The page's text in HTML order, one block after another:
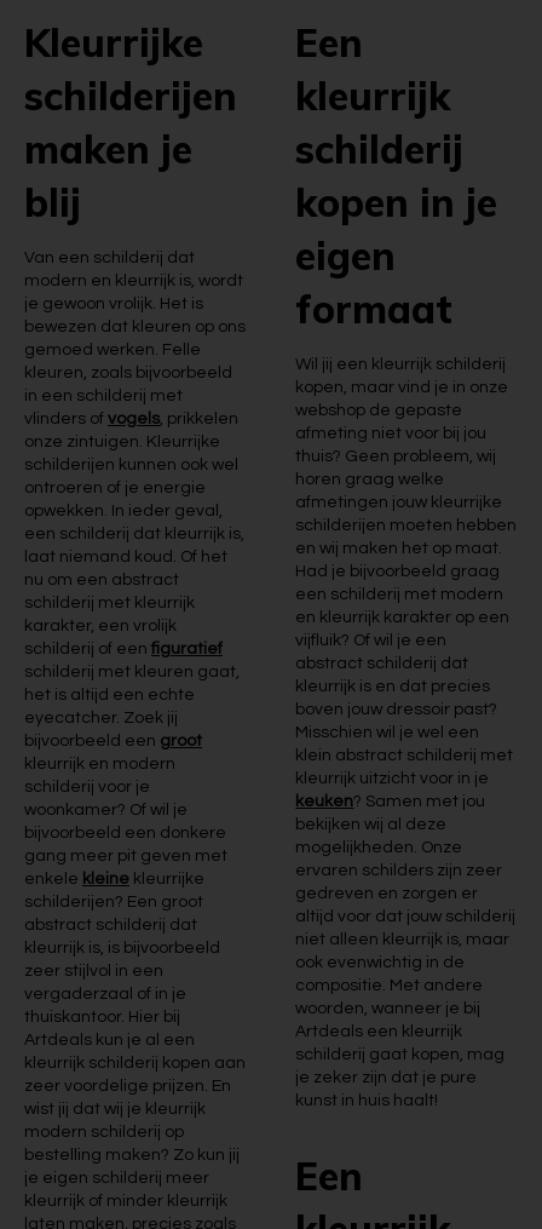
Kleurrijke
schilderijen
maken je
blij
Van een schilderij dat
modern en kleurrijk is, wordt
je gewoon vrolijk. Het is
bewezen dat kleuren op ons
gemoed werken. Felle
kleuren, zoals bijvoorbeeld
in een schilderij met
vlinders of vogels, prikkelen
onze zintuigen. Kleurrijke
schilderijen kunnen ook wel
ontroeren of je energie
opwekken. In ieder geval,
een schilderij dat kleurrijk is,
laat niemand koud. Of het
nu om een abstract
schilderij met kleurrijk
karakter, een vrolijk
schilderij of een figuratief
schilderij met kleuren gaat,
het is altijd een echte
eyecatcher. Zoek jij
bijvoorbeeld een groot
kleurrijk en modern
schilderij voor je
woonkamer? Of wil je
bijvoorbeeld een donkere
gang meer pit geven met
enkele kleine kleurrijke
schilderijen? Een groot
abstract schilderij dat
kleurrijk is, is bijvoorbeeld
zeer stijlvol in een
vergaderzaal of in je
thuiskantoor. Hier bij
Artdeals kun je al een
kleurrijk schilderij kopen aan
zeer voordelige prijzen. En
wist jij dat wij je kleurrijk
modern schilderij op
bestelling maken? Zo kun jij
je eigen schilderij meer
kleurrijk of minder kleurrijk
laten maken, precies zoals
Een
kleurrijk
schilderij
kopen in je
eigen
formaat
Wil jij een kleurrijk schilderij
kopen, maar vind je in onze
webshop de gepaste
afmeting niet voor bij jou
thuis? Geen probleem, wij
horen graag welke
afmetingen jouw kleurrijke
schilderijen moeten hebben
en wij maken het op maat.
Had je bijvoorbeeld graag
een schilderij met modern
en kleurrijk karakter op een
vijfluik? Of wil je een
abstract schilderij dat
kleurrijk is en dat precies
boven jouw dressoir past?
Misschien wil je wel een
klein abstract schilderij met
kleurrijk uitzicht voor in je
keuken? Samen met jou
bekijken wij al deze
mogelijkheden. Onze
ervaren schilders zijn zeer
gedreven en zorgen er
altijd voor dat jouw schilderij
niet alleen kleurrijk is, maar
ook evenwichtig in de
compositie. Met andere
woorden, wanneer je bij
Artdeals een kleurrijk
schilderij gaat kopen, mag
je zeker zijn dat je pure
kunst in huis haalt!
Een